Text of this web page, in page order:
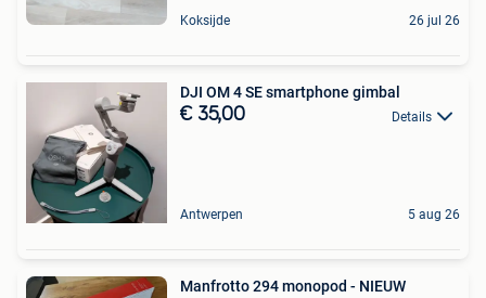
Koksijde 26 jul 26
DJI OM 4 SE smartphone gimbal
€ 35,00 Details
Antwerpen 5 aug 26
Manfrotto 294 monopod - NIEUW